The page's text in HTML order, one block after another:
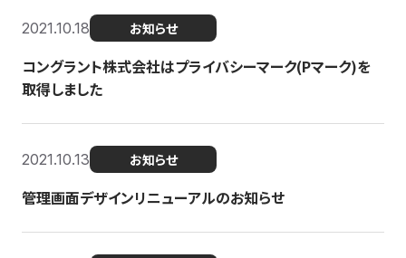
2021.10.18 お知らせ
コングラント株式会社はプライバシーマーク(Pマーク)を
取得しました
2021.10.13 お知らせ
管理画面デザインリニューアルのお知らせ